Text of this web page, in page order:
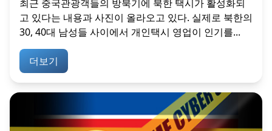
최근 중국관광객들의 방북기에 북한 택시가 활성화되
고 있다는 내용과 사진이 올라오고 있다. 실제로 북한의
30, 40대 남성들 사이에서 개인택시 영업이 인기를...
더보기